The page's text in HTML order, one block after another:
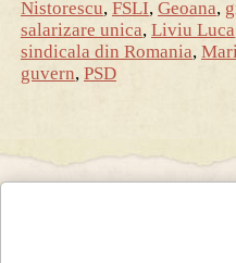
Nistorescu, FSLI, Geoana,
salarizare unica, Liviu Luca
sindicala din Romania,
guvern, PSD